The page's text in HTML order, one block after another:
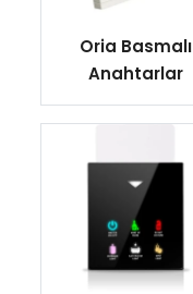
Oria Basmalı
Anahtarlar